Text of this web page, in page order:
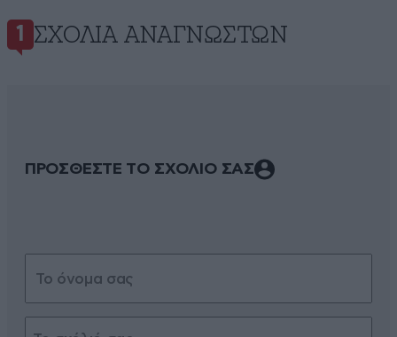
1 ΣΧΌΛΙΑ ΑΝΑΓΝΩΣΤΏΝ
ΠΡΟΣΘΕΣΤΕ ΤΟ ΣΧΟΛΙΟ ΣΑΣ